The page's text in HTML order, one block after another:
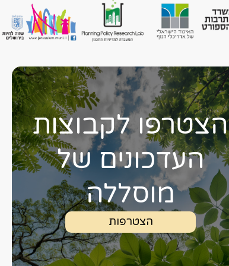
הצטרפו לקבוצות
העדכונים של
מוסללה
הצטרפות